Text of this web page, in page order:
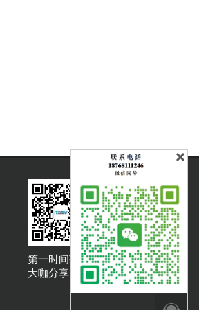
第一时间获取
大咖分享资讯
大咖说吐槽客服